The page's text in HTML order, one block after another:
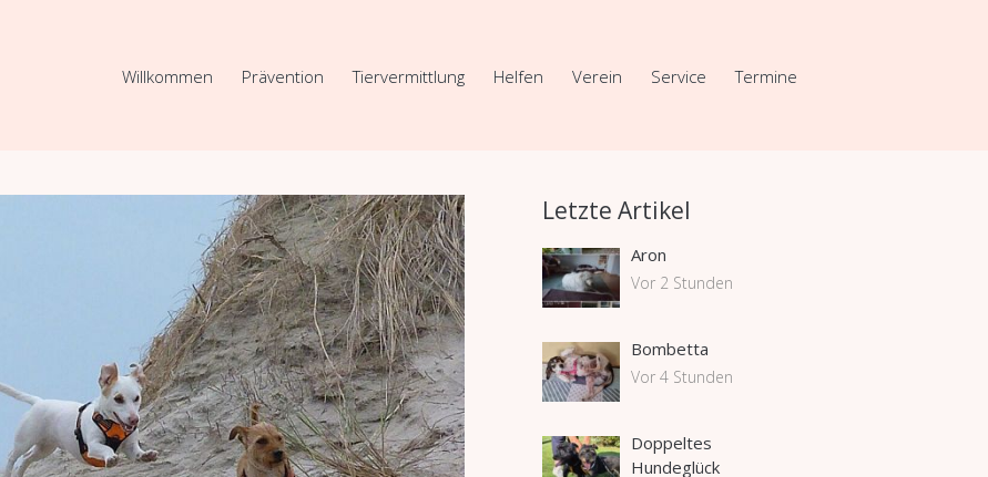
Willkommen Prävention Tiervermittlung Helfen Verein Service Termine
Letzte Artikel
Aron
Vor 2 Stunden
Bombetta
Vor 4 Stunden
Doppeltes
Hundeglück